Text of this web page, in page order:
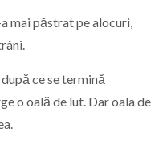
mai păstrat pe alocuri,
ce se termină
o oală de lut. Dar oala de